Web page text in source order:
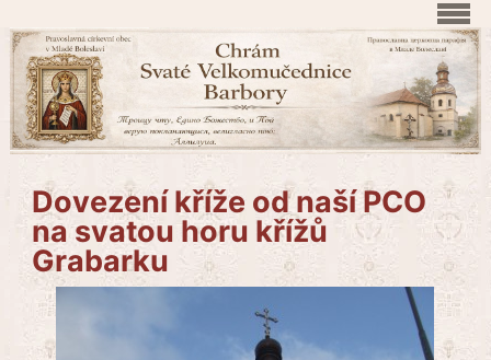
Dovezení kříže od naší PCO
na svatou horu křížů
Grabarku